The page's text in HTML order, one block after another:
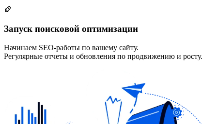
Запуск поисковой оптимизации
Начинаем SEO-работы по вашему сайту.
Регулярные отчеты и обновления по продвижению и росту.